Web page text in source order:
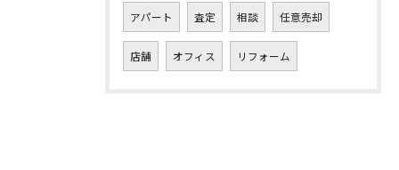
アパート 査定 相談 任意売却
店舗 オフィス リフォーム